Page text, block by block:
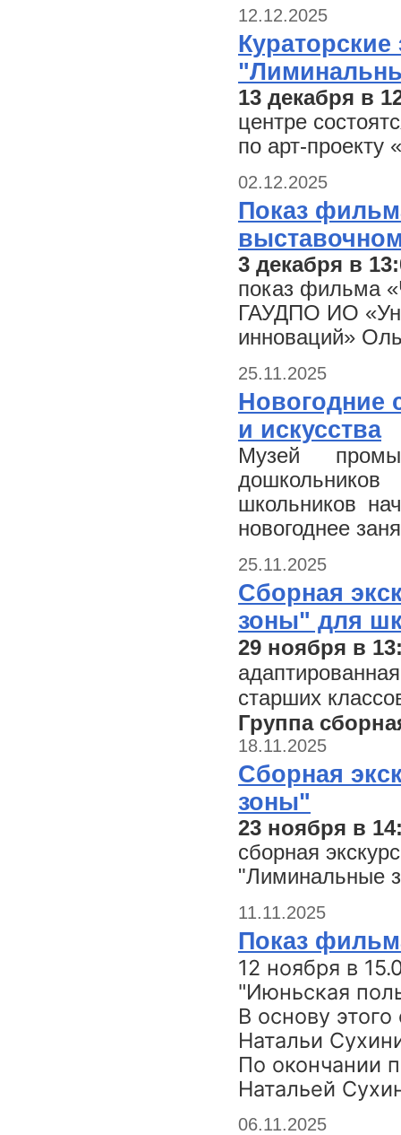
12.12.2025
13 декабря в
центре
по арт-
02.12.2025
Показ
3 декабря в
показ фильма
ГАУДПО ИО
инноваций»
25.11.2025
Новогодние
и искусства
Музей
школьников
новогоднее
25.11.2025
Сборная
зоны" для
29 ноября в
старших
Группа
18.11.2025
Сборная
зоны"
23 ноября в
сборная
"Лиминальные
11.11.2025
Показ
12 ноября в
"Июньская
В основу
Натальи
По окончании
Натальей
06.11.2025